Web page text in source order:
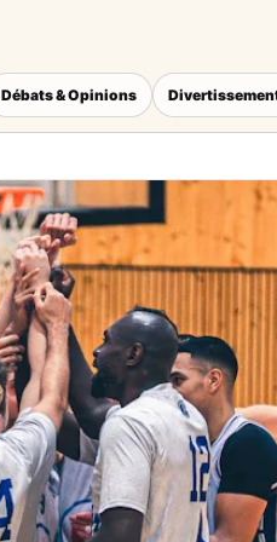
Débats & Opinions